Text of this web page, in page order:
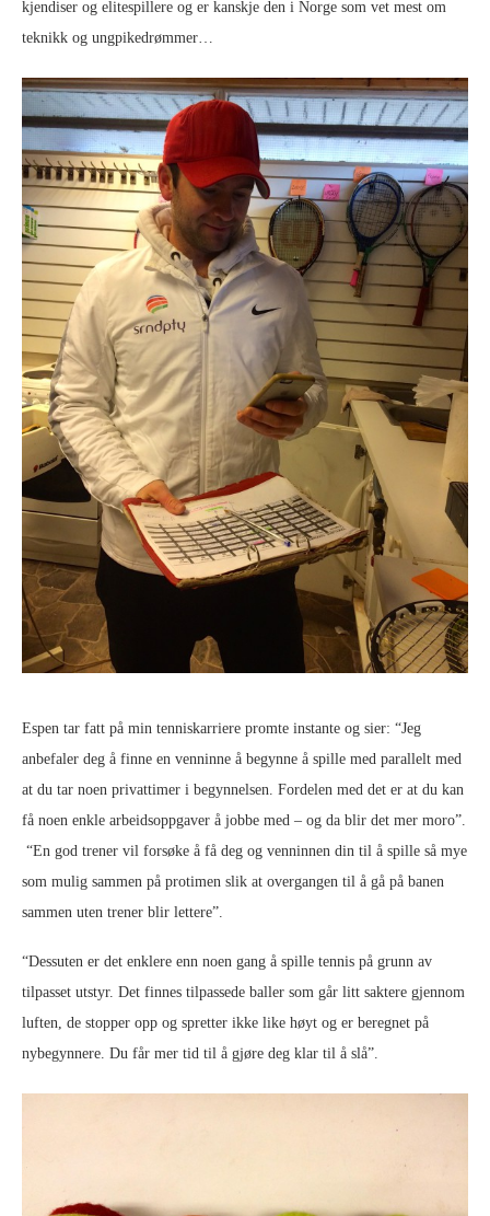
kjendiser og elitespillere og er kanskje den i Norge som vet mest om
teknikk og ungpikedrømmer…
Espen tar fatt på min tenniskarriere promte instante og sier: “Jeg
anbefaler deg å finne en venninne å begynne å spille med parallelt med
at du tar noen privattimer i begynnelsen. Fordelen med det er at du kan
få noen enkle arbeidsoppgaver å jobbe med – og da blir det mer moro”.
“En god trener vil forsøke å få deg og venninnen din til å spille så mye
som mulig sammen på protimen slik at overgangen til å gå på banen
sammen uten trener blir lettere”.
“Dessuten er det enklere enn noen gang å spille tennis på grunn av
tilpasset utstyr. Det finnes tilpassede baller som går litt saktere gjennom
luften, de stopper opp og spretter ikke like høyt og er beregnet på
nybegynnere. Du får mer tid til å gjøre deg klar til å slå”.